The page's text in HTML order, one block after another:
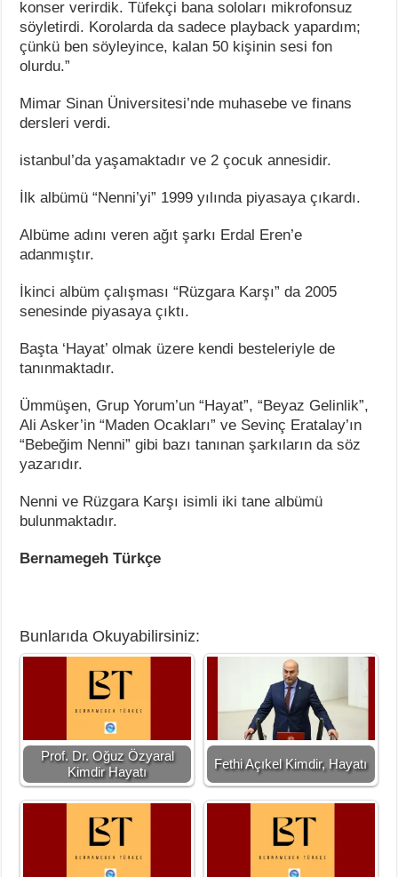
konser verirdik. Tüfekçi bana soloları mikrofonsuz
söyletirdi. Korolarda da sadece playback yapardım;
çünkü ben söyleyince, kalan 50 kişinin sesi fon
olurdu.”
Mimar Sinan Üniversitesi’nde muhasebe ve finans
dersleri verdi.
istanbul’da yaşamaktadır ve 2 çocuk annesidir.
İlk albümü “Nenni’yi” 1999 yılında piyasaya çıkardı.
Albüme adını veren ağıt şarkı Erdal Eren’e
adanmıştır.
İkinci albüm çalışması “Rüzgara Karşı” da 2005
senesinde piyasaya çıktı.
Başta ‘Hayat’ olmak üzere kendi besteleriyle de
tanınmaktadır.
Ümmüşen, Grup Yorum’un “Hayat”, “Beyaz Gelinlik”,
Ali Asker’in “Maden Ocakları” ve Sevinç Eratalay’ın
“Bebeğim Nenni” gibi bazı tanınan şarkıların da söz
yazarıdır.
Nenni ve Rüzgara Karşı isimli iki tane albümü
bulunmaktadır.
Bernamegeh Türkçe
Bunlarıda Okuyabilirsiniz:
Prof. Dr. Oğuz Özyaral
Kimdir Hayatı
Fethi Açıkel Kimdir, Hayatı